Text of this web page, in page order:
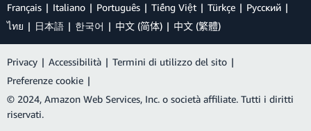
Français
Italiano Português Tiếng Việt Türkçe
Ρусский
ไทย
日本語 한국어 中文 (简体) 中文 (繁體)
Privacy | Accessibilità | Termini di utilizzo del sito |
Preferenze cookie |
© 2024, Amazon Web Services, Inc. o società affiliate. Tutti i diritti
riservati.